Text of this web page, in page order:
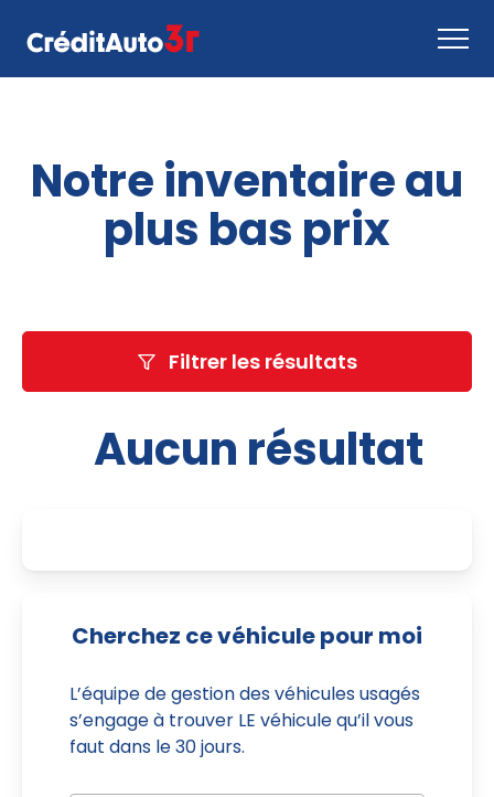
Comment ça marche
Nous joindre
Inventaire
Notre inventaire au
plus bas prix
Filtrer les résultats
Aucun résultat
Cherchez ce véhicule pour moi
L’équipe de gestion des véhicules usagés
s’engage à trouver LE véhicule qu’il vous
faut dans le 30 jours.